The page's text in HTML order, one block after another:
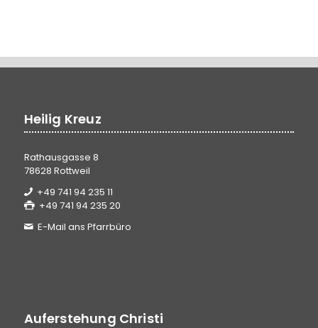
Heilig Kreuz
Rathausgasse 8
78628 Rottweil
+49 741 94 235 11
+49 741 94 235 20
E-Mail ans Pfarrbüro
Auferstehung Christi